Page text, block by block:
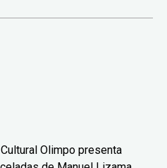
Olimpo presenta